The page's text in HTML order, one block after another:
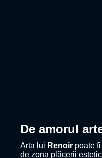
De amorul
Arta lui Renoir poate
de zona plăcerii